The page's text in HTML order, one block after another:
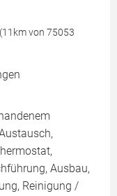
von 75053
Ausbau,
Reinigung /